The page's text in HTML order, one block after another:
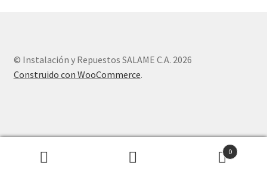
© Instalación y Repuestos SALAME C.A. 2026
Construido con WooCommerce.
0